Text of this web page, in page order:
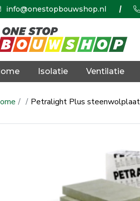
info@onestopbouwshop.nl
Isolatie Ventilatie
Petralight Plus